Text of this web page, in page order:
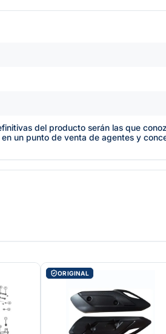
del producto serán las que
un punto de venta de agentes y
ORIGINAL